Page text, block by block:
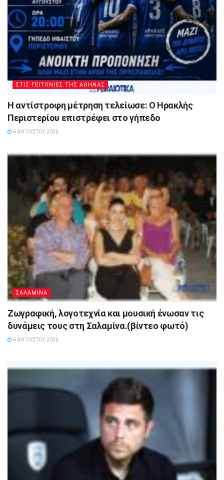
ΣΤΙΣ ΓΕΙΤΟΝΙΕΣ ΤΗΣ ΑΘΗΝΑΣ
Η αντίστροφη μέτρηση τελείωσε: Ο Ηρακλής
Περιστερίου επιστρέφει στο γήπεδο
6 ΑΥΓΟΎΣΤΟΥ, 2026
ΣΑΛΑΜΙΝΑ
Ζωγραφική, λογοτεχνία και μουσική ένωσαν τις
δυνάμεις τους στη Σαλαμίνα.(βίντεο φωτό)
6 ΑΥΓΟΎΣΤΟΥ, 2026